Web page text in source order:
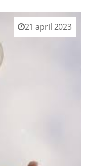
21 april 2023